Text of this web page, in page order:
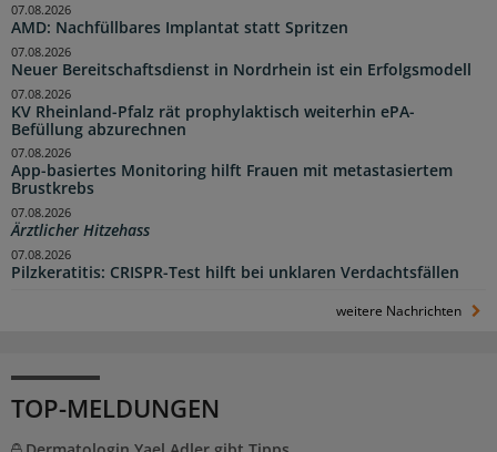
AMD: Nachfüllbares Implantat statt Spritzen
07.08.2026
Neuer Bereitschaftsdienst in Nordrhein ist ein Erfolgsmodell
07.08.2026
KV Rheinland-Pfalz rät prophylaktisch weiterhin ePA-
Befüllung abzurechnen
07.08.2026
App-basiertes Monitoring hilft Frauen mit metastasiertem
Brustkrebs
07.08.2026
Ärztlicher Hitzehass
07.08.2026
Pilzkeratitis: CRISPR-Test hilft bei unklaren Verdachtsfällen
07.08.2026
weitere Nachrichten
TOP-MELDUNGEN